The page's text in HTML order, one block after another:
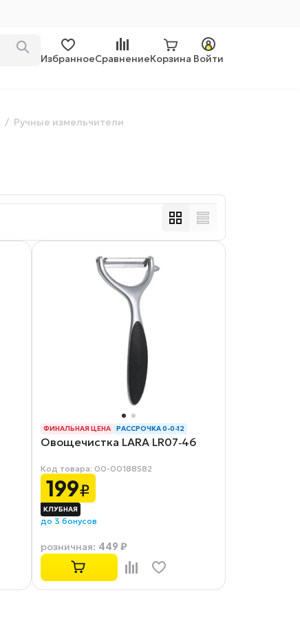
ИзбранноеСравнениеКорзина Войти
Ручные измельчители
ФИНАЛЬНАЯ ЦЕНА РАССРОЧКА 0-0-12
Овощечистка LARA LR07‑46
Код товара: 00-00188582
199₽
до 3 бонусов
розничная: 449 ₽